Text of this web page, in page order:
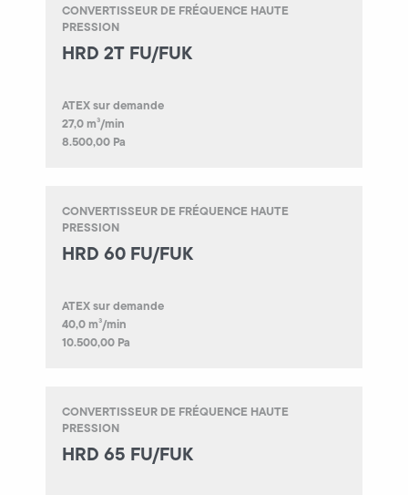
CONVERTISSEUR DE FRÉQUENCE HAUTE
PRESSION
HRD 2T FU/FUK
ATEX sur demande
27,0 m³/min
8.500,00 Pa
CONVERTISSEUR DE FRÉQUENCE HAUTE
PRESSION
HRD 60 FU/FUK
ATEX sur demande
40,0 m³/min
10.500,00 Pa
CONVERTISSEUR DE FRÉQUENCE HAUTE
PRESSION
HRD 65 FU/FUK